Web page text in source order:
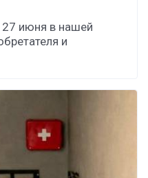
июня в нашей
и